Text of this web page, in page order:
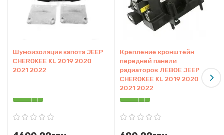
Шумоизоляция капота JEEP
CHEROKEE KL 2019 2020
2021 2022
Крепление кронштейн
передней панели
радиаторов ЛЕВОЕ JEEP
CHEROKEE KL 2019 2020
2021 2022